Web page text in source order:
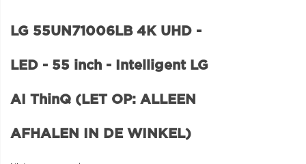
LG 55UN71006LB 4K UHD -
LED - 55 inch - Intelligent LG
AI ThinQ (LET OP: ALLEEN
AFHALEN IN DE WINKEL)